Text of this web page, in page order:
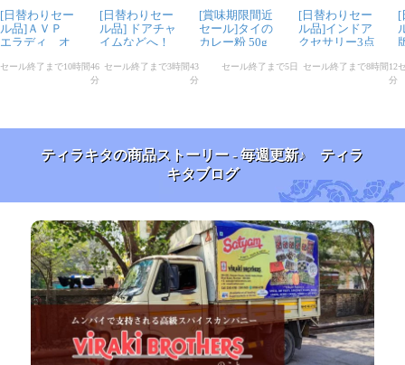
ティラキタの商品ストーリー - 毎週更新♪ ティラ
キタブログ